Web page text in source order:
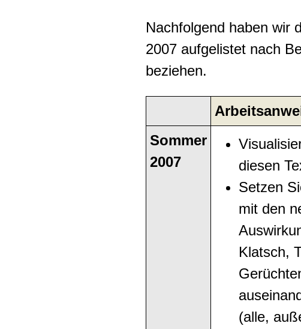
Nachfolgend haben wir
2007 aufgelistet nach
beziehen.
Sommer
2007
diesen
Setzen
mit den
Klatsch,
(alle,